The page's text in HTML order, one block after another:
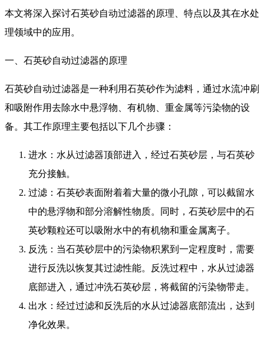
本文将深入探讨石英砂自动过滤器的原理、特点以及其在水处
理领域中的应用。
一、石英砂自动过滤器的原理
石英砂自动过滤器是一种利用石英砂作为滤料，通过水流冲刷
和吸附作用去除水中悬浮物、有机物、重金属等污染物的设
备。其工作原理主要包括以下几个步骤：
进水：水从过滤器顶部进入，经过石英砂层，与石英砂
充分接触。
过滤：石英砂表面附着着大量的微小孔隙，可以截留水
中的悬浮物和部分溶解性物质。同时，石英砂层中的石
英砂颗粒还可以吸附水中的有机物和重金属离子。
反洗：当石英砂层中的污染物积累到一定程度时，需要
进行反洗以恢复其过滤性能。反洗过程中，水从过滤器
底部进入，通过冲洗石英砂层，将截留的污染物带走。
出水：经过过滤和反洗后的水从过滤器底部流出，达到
净化效果。